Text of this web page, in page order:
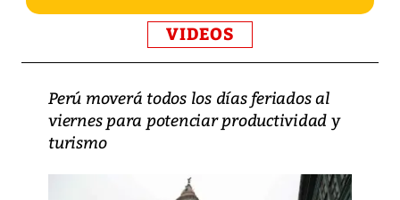
VIDEOS
Perú moverá todos los días feriados al
viernes para potenciar productividad y
turismo